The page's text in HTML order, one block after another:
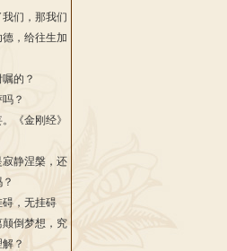
们，那我们
，给往生加
的？
？
《金刚经》
静涅槃，还
碍，无挂碍
倒梦想，究
？